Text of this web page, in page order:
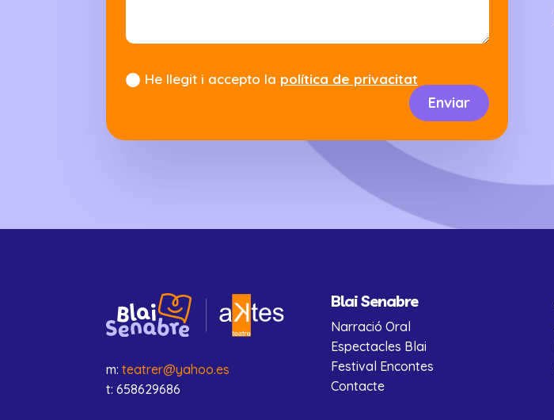
He llegit i accepto la política de privacitat
Enviar
m:teatrer@yahoo.es
t: 658629686
Blai Senabre
Narració Oral
Espectacles Blai
Festival Encontes
Contacte